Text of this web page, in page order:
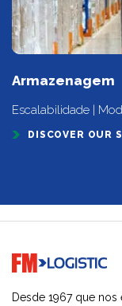
Armazenagem
Escalabilidade |
DISCOVER OUR
Go to home page
Desde 1967 que